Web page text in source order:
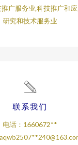
广服务业,科技推广和
研究和技术服务业
联系我们
电话：1660672**